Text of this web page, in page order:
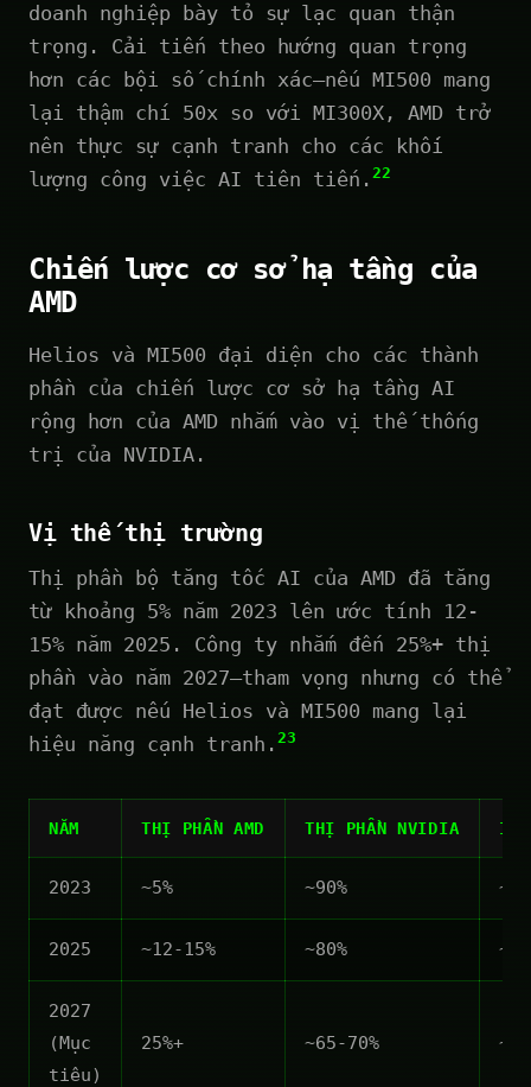
doanh nghiệp bày tỏ sự lạc quan thận
trọng. Cải tiến theo hướng quan trọng
hơn các bội số chính xác—nếu MI500 mang
lại thậm chí 50x so với MI300X, AMD trở
nên thực sự cạnh tranh cho các khối
lượng công việc AI tiên tiến. 22
Chiến lược cơ sở hạ tầng của
AMD
Helios và MI500 đại diện cho các thành
phần của chiến lược cơ sở hạ tầng AI
rộng hơn của AMD nhắm vào vị thế thống
trị của NVIDIA.
Vị thế thị trường
Thị phần bộ tăng tốc AI của AMD đã tăng
từ khoảng 5% năm 2023 lên ước tính 12-
15% năm 2025. Công ty nhắm đến 25%+ thị
phần vào năm 2027—tham vọng nhưng có thể
đạt được nếu Helios và MI500 mang lại
hiệu năng cạnh tranh. 23
NĂM THỊ PHẦN AMD THỊ PHẦN NVIDIA
2023 ~5% ~90% ~5%
2025 ~12-15% ~80% ~5-
2027
(Mục
tiêu)
25%+ ~65-70% ~5-